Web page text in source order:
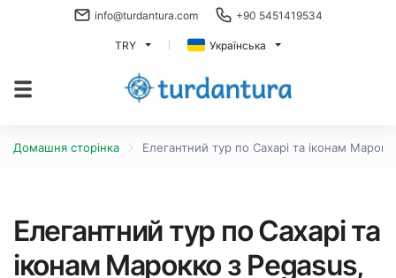
info@turdantura.com +90 5451419534
TRY Українська
Домашня сторінка Елегантний тур по Сахарі та іконам
Елегантний тур по Сахарі та
іконам Марокко з Pegasus,